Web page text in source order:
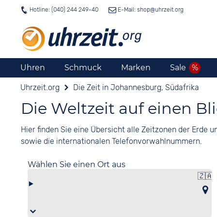
Hotline: (040) 244 249-40 E-Mail: shop@uhrzeit.org
Uhren Schmuck Marken Sale
Uhrzeit.org Die Zeit in Johannesburg, Südafrika
Die Weltzeit auf einen
Hier finden Sie eine Übersicht alle Zeitzonen der Erde
sowie die internationalen Telefonvorwahlnummern.
Wählen Sie einen Ort aus
🇿🇦